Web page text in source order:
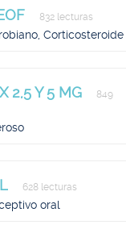
832 lecturas
Corticosteroide
2,5 Y 5 MG
849
628 lecturas
oral